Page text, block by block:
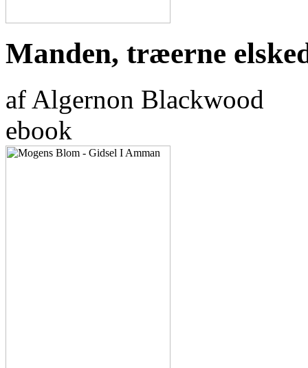
Manden, træerne
af Algernon Blackwood
ebook